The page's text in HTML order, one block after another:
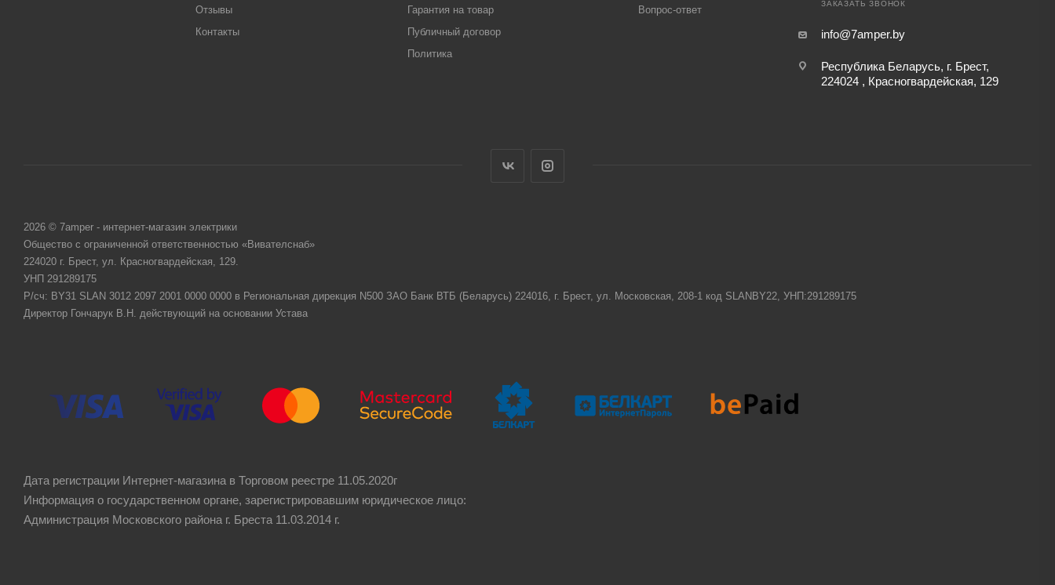
Отзывы
Контакты
Гарантия на товар
Публичный договор
Политика
Вопрос-ответ
ЗАКАЗАТЬ ЗВОНОК
info@7amper.by
Республика Беларусь, г. Брест,
224024 , Красногвардейская, 129
2026 © 7amper - интернет-магазин электрики
Общество с ограниченной ответственностью «Вивателснаб»
224020 г. Брест, ул. Красногвардейская, 129.
УНП 291289175
Р/сч: BY31 SLAN 3012 2097 2001 0000 0000 в Региональная дирекция N500 ЗАО Банк ВТБ (Беларусь) 224016, г. Брест, ул. Московская, 208-1 код SLANBY22, УНП:291289175
Директор Гончарук В.Н. действующий на основании Устава
Дата регистрации Интернет-магазина в Торговом реестре 11.05.2020г
Информация о государственном органе, зарегистрировавшим юридическое лицо:
Администрация Московского района г. Бреста 11.03.2014 г.